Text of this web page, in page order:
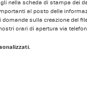
nella scheda di stampa dei
al posto delle
domande sulla creazione del
orari di apertura via
.